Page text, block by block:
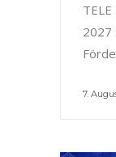
2027
7.